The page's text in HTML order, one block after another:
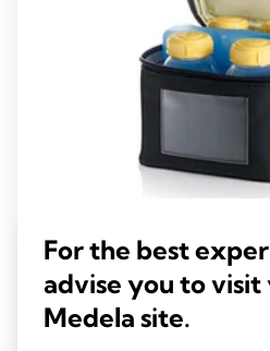
Chłodziarka
Chłodziarka Medela pozwala
temperaturze i przewozić go z pracy
4.7
For the best
advise you to visit
Medela site.